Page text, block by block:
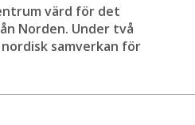
värd för det
Norden. Under två
samverkan för